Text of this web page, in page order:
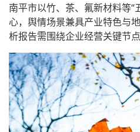
南平市以竹、茶、氟新材料等“
心，舆情场景兼具产业特色与
析报告需围绕企业经营关键节